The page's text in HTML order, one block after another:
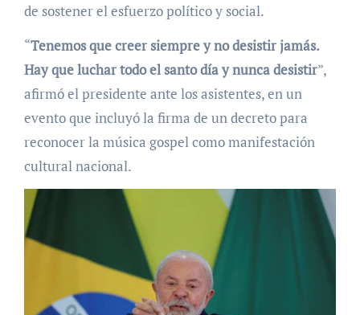
de sostener el esfuerzo político y social.
“Tenemos que creer siempre y no desistir jamás.
Hay que luchar todo el santo día y nunca desistir”,
afirmó el presidente ante los asistentes, en un
evento que incluyó la firma de un decreto para
reconocer la música gospel como manifestación
cultural nacional.